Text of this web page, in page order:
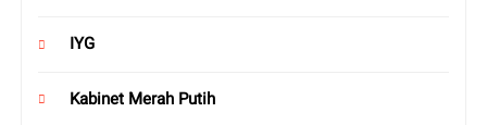
IYG
Kabinet Merah Putih